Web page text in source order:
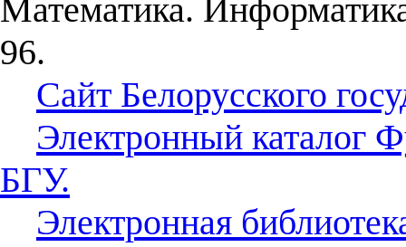
Математика.
96.
Сайт Белорусского
Электронный каталог
БГУ.
Электронная